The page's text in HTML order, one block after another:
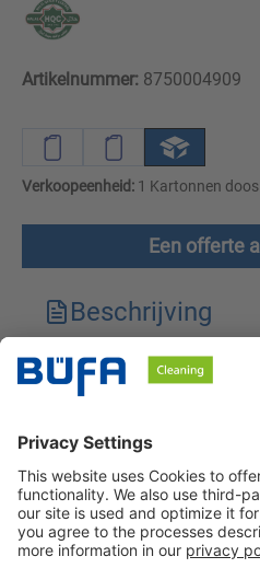
Artikelnummer: 8750004909
Verkoopeenheid: 1 Kartonnen
Een offerte
Beschrijving
Technische